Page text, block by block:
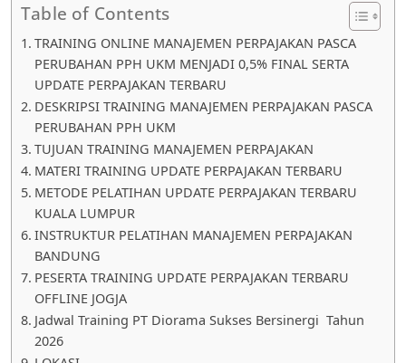
Table of Contents
TRAINING ONLINE MANAJEMEN PERPAJAKAN PASCA
PERUBAHAN PPH UKM MENJADI 0,5% FINAL SERTA
UPDATE PERPAJAKAN TERBARU
DESKRIPSI TRAINING MANAJEMEN PERPAJAKAN PASCA
PERUBAHAN PPH UKM
TUJUAN TRAINING MANAJEMEN PERPAJAKAN
MATERI TRAINING UPDATE PERPAJAKAN TERBARU
METODE PELATIHAN UPDATE PERPAJAKAN TERBARU
KUALA LUMPUR
INSTRUKTUR PELATIHAN MANAJEMEN PERPAJAKAN
BANDUNG
PESERTA TRAINING UPDATE PERPAJAKAN TERBARU
OFFLINE JOGJA
Jadwal Training PT Diorama Sukses Bersinergi Tahun
2026